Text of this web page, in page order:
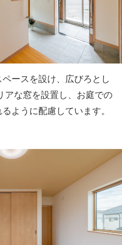
ースを設け、広びろとし
アな窓を設置し、お庭での
ように配慮しています。